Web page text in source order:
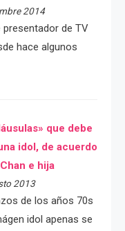
2014
presentador de TV
hace algunos
que debe
idol, de acuerdo
e hija
2013
de los años 70s
idol apenas se